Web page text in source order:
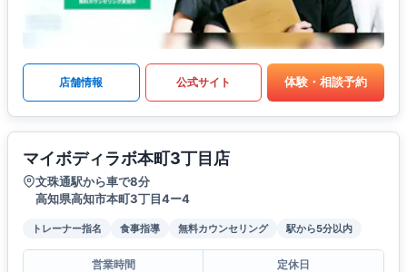
店舗情報 公式サイト 体験・相談予約
マイボディラボ本町3丁目店
文珠通駅から車で8分
高知県高知市本町3丁目4ー4
トレーナー指名 食事指導 無料カウンセリング 駅から5分以内
営業時間
定休日